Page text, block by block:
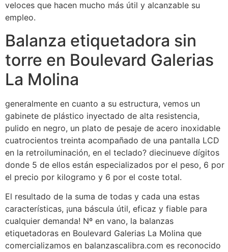
veloces que hacen mucho más útil y alcanzable su
empleo.
Balanza etiquetadora sin
torre en Boulevard Galerias
La Molina
generalmente en cuanto a su estructura, vemos un
gabinete de plástico inyectado de alta resistencia,
pulido en negro, un plato de pesaje de acero inoxidable
cuatrocientos treinta acompañado de una pantalla LCD
en la retroiluminación, en el teclado? diecinueve dígitos
donde 5 de ellos están especializados por el peso, 6 por
el precio por kilogramo y 6 por el coste total.
El resultado de la suma de todas y cada una estas
características, ¡una báscula útil, eficaz y fiable para
cualquier demanda! Nº en vano, la balanzas
etiquetadoras en Boulevard Galerias La Molina que
comercializamos en balanzascalibra.com es reconocido